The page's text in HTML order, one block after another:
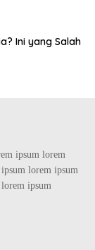
Ini yang Salah
ipsum lorem
lorem ipsum
ipsum